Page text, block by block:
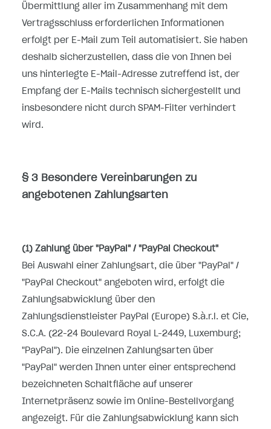
Übermittlung aller im Zusammenhang mit dem
Vertragsschluss erforderlichen Informationen
erfolgt per E-Mail zum Teil automatisiert. Sie haben
deshalb sicherzustellen, dass die von Ihnen bei
uns hinterlegte E-Mail-Adresse zutreffend ist, der
Empfang der E-Mails technisch sichergestellt und
insbesondere nicht durch SPAM-Filter verhindert
wird.
§ 3 Besondere Vereinbarungen zu
angebotenen Zahlungsarten
(1) Zahlung über "PayPal" / "PayPal Checkout"
Bei Auswahl einer Zahlungsart, die über "PayPal" /
"PayPal Checkout" angeboten wird, erfolgt die
Zahlungsabwicklung über den
Zahlungsdienstleister PayPal (Europe) S.à.r.l. et Cie,
S.C.A. (22-24 Boulevard Royal L-2449, Luxemburg;
"PayPal"). Die einzelnen Zahlungsarten über
"PayPal" werden Ihnen unter einer entsprechend
bezeichneten Schaltfläche auf unserer
Internetpräsenz sowie im Online-Bestellvorgang
angezeigt. Für die Zahlungsabwicklung kann sich